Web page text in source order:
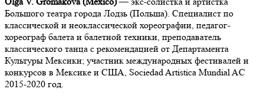
Большого театра города Лодзь (Польша). Специалист по
классической и неоклассической хореографии, педагог-
хореограф балета и балетной техники, преподаватель
классического танца c рекомендацией от Департамента
Культуры Мексики; участник международных фестивалей и
конкурсов в Мексике и США, Sociedad Artistica Mundial AC
2015-2020 год.